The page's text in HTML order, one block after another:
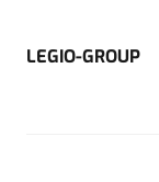
LEGIO-GROUP